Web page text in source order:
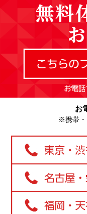
お
※携帯・